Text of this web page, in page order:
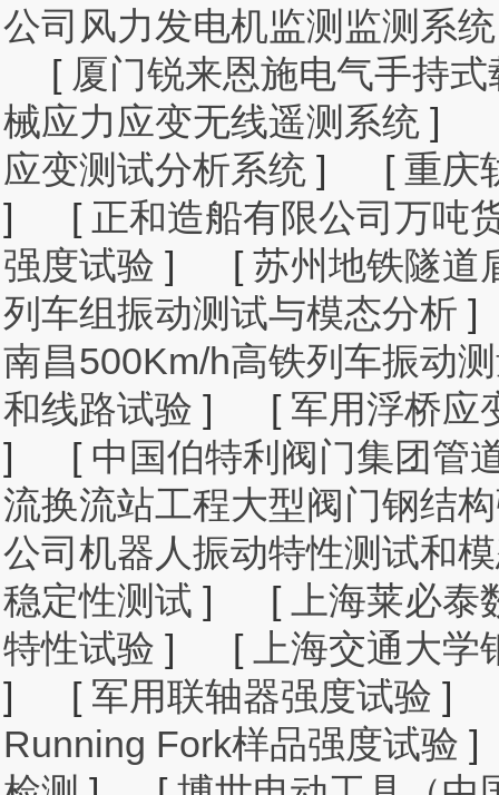
公司风力发电机监测监测系统
[ 厦门锐来恩施电气手持
械应力应变无线遥测系统 ]
应变测试分析系统 ] [ 重庆
]
[ 正和造船有限公司万吨
强度试验 ] [ 苏州地铁隧道
列车组振动测试与模态分析 ]
南昌500Km/h高铁列车振动
和线路试验 ] [ 军用浮桥应
]
[ 中国伯特利阀门集团管
流换流站工程大型阀门钢结
公司机器人振动特性测试和
稳定性测试 ] [
上海莱必
特性试验 ] [
上海交通大
]
[ 军用联轴器强度试验 ]
Running Fork样品强度试验 ]